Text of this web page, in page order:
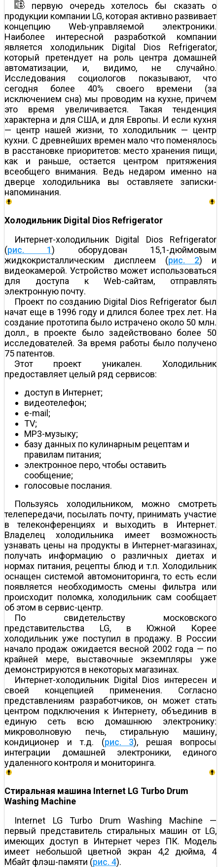
первую очередь хотелось бы сказать о
продукции компании LG, которая активно развивает
концепцию Web-управляемой электроники.
Наиболее интересной разработкой компании
является холодильник Digital Dios Refrigerator,
который претендует на роль центра домашней
автоматизации, и, видимо, не случайно.
Исследования социологов показывают, что
сегодня более 40% своего времени (за
исключением сна) мы проводим на кухне, причем
это время увеличивается. Такая тенденция
характерна и для США, и для Европы. И если кухня
— центр нашей жизни, то холодильник — центр
кухни. С древнейших времен мало что поменялось
в расстановке приоритетов: место хранения пищи,
как и раньше, остается центром притяжения
всеобщего внимания. Ведь недаром именно на
дверце холодильника вы оставляете записки-
напоминания.
Холодильник Digital Dios Refrigerator
Интернет-холодильник Digital Dios Refrigerator
(рис. 1) оборудован 15,1-дюймовым
жидкокристаллическим дисплеем (рис. 2) и
видеокамерой. Устройство может использоваться
для доступа к Web-сайтам, отправлять
электронную почту.
Проект по созданию Digital Dios Refrigerator был
начат еще в 1996 году и длился более трех лет. На
создание прототипа было истрачено около 50 млн.
долл., в проекте было задействовано более 50
исследователей. За время работы было получено
75 патентов.
Этот проект уникален. Холодильник
предоставляет целый ряд сервисов:
доступ в Интернет;
видеотелефон;
e-mail;
TV;
MP3-музыку;
базу данных по кулинарным рецептам и
правилам питания;
электронное перо, чтобы оставить
сообщение;
голосовые послания.
Пользуясь холодильником, можно смотреть
телепередачи, посылать почту, принимать участие
в телеконференциях и выходить в Интернет.
Владелец холодильника имеет возможность
узнавать цены на продукты в Интернет-магазинах,
получать информацию о различных диетах и
нормах питания, рецепты блюд и т.п. Холодильник
оснащен системой автомониторинга, то есть если
появляется необходимость смены фильтра или
происходит поломка, холодильник сам сообщает
об этом в сервис-центр.
По свидетельству московского
представительства LG, в Южной Корее
холодильник уже поступил в продажу. В России
начало продаж ожидается весной 2002 года — по
крайней мере, выставочные экземпляры уже
демонстрируются в некоторых магазинах.
Интернет-холодильник Digital Dios интересен и
своей концепцией применения. Согласно
представлениям разработчиков, он может стать
центром подключения к Интернету, объединив в
единую сеть всю домашнюю электронику:
микроволновую печь, стиральную машину,
кондиционер и т.д. (рис. 3), решая вопросы
интеграции домашней электроники, единого
удаленного контроля и мониторинга.
Стиральная машина Internet LG Turbo Drum
Washing Machine
Internet LG Turbo Drum Washing Machine —
первый представитель стиральных машин от LG,
имеющих доступ в Интернет через ПК. Модель
имеет небольшой цветной экран 4,2 дюйма, 4
Мбайт флэш-памяти (рис. 4).